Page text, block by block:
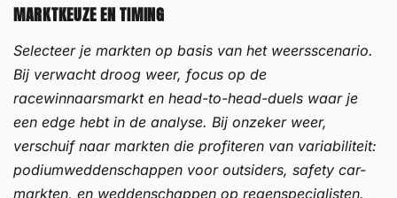
MARKTKEUZE EN TIMING
Selecteer je markten op basis van het weersscenario.
Bij verwacht droog weer, focus op de
racewinnaarsmarkt en head-to-head-duels waar je
een edge hebt in de analyse. Bij onzeker weer,
verschuif naar markten die profiteren van variabiliteit:
podiumweddenschappen voor outsiders, safety car-
markten, en weddenschappen op regenspecialisten.